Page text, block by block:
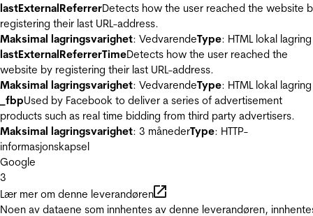
lastExternalReferrerDetects how the user reached the website
registering their last URL-address.
Maksimal lagringsvarighet: VedvarendeType: HTML lokal lagring
lastExternalReferrerTimeDetects how the user reached the
website by registering their last URL-address.
Maksimal lagringsvarighet: VedvarendeType: HTML lokal lagring
_fbpUsed by Facebook to deliver a series of advertisement
products such as real time bidding from third party advertisers.
Maksimal lagringsvarighet: 3 månederType: HTTP-
informasjonskapsel
Google
3
Lær mer om denne leverandøren
Noen av dataene som innhentes av denne leverandøren,